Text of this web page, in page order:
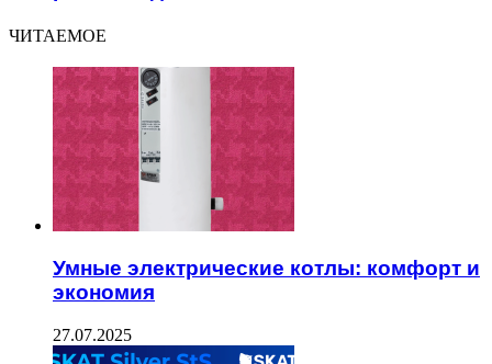
ЧИТАЕМОЕ
Умные электрические котлы: комфорт и
экономия
27.07.2025